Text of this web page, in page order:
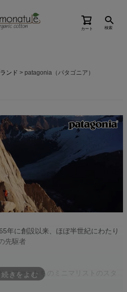
カート 検索
ンド patagonia（パタゴニア）
年に創設以来、ほぼ半世紀にわたり
先駆者
ーファーたちのミニマリストのスタ